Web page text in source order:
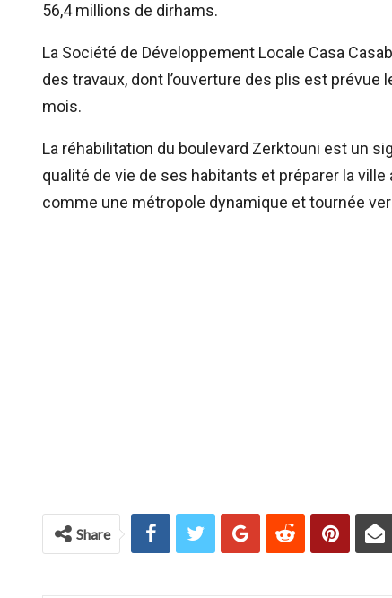
56,4 millions de dirhams.
La Société de Développement Locale Casa
des travaux, dont l’ouverture des plis est
mois.
La réhabilitation du boulevard Zerktouni est un
qualité de vie de ses habitants et préparer la
comme une métropole dynamique et tournée
Share